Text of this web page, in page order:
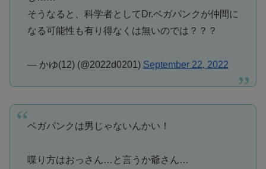
そうなると、科学者としてDr.ベガパンクが仲間に
なる可能性も有り得なくは無いのでは？？？
— かゆ(12) (@2022d0201) September 22, 2022
ベガパンクは男じゃないんかい！
喋り方はおっさん…と言うか爺さん…